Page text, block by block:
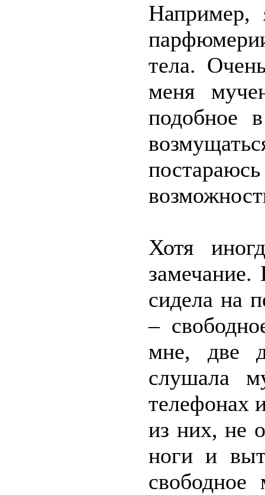
Например,
тела.
меня
подобное
Хотя
сидела на
–
мне, две
слушала
телефонах
из них, не
ноги и